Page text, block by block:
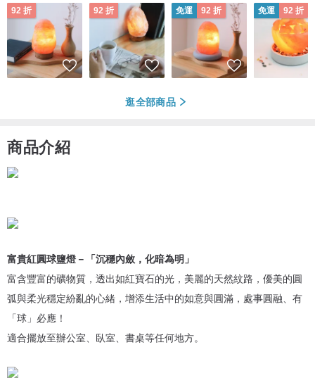
92 折 92 折 免運 92 折 免運 92 折
逛全部商品
商品介紹
富貴紅圓球鹽燈－「沉穩內斂，化暗為明」
富含豐富的礦物質，透出如紅寶石的光，美麗的天然紋路，優美的圓
弧與柔光穩定紛亂的心緒，增添生活中的如意與圓滿，處事圓融、有
「球」必應！
適合擺放至辦公室、臥室、書桌等任何地方。